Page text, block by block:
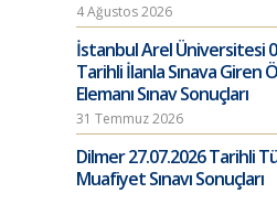
4 Ağustos 2026
İstanbul Arel Üniversitesi
Tarihli İlanla Sınava Giren
Elemanı Sınav Sonuçları
31 Temmuz 2026
Dilmer 27.07.2026 Tarihli
Muafiyet Sınavı Sonuçları